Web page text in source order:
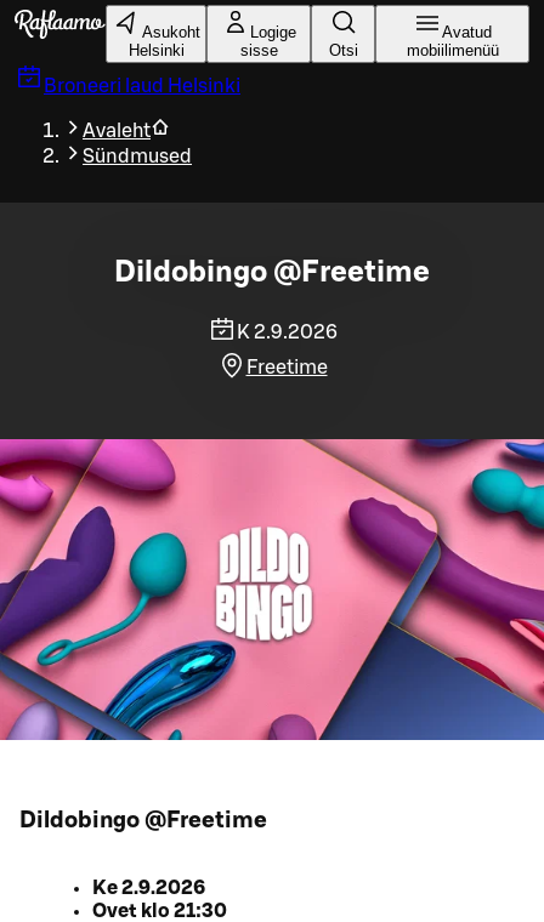
Liigu peamise sisu juurde
Asukoht
Helsinki
Logige
sisse
Otsi
Avatud
mobiilimenüü
Broneeri laud Helsinki
Avaleht
Sündmused
Dildobingo @Freetime
K 2.9.2026
Freetime
Dildobingo @Freetime
Ke 2.9.2026
Ovet klo 21:30